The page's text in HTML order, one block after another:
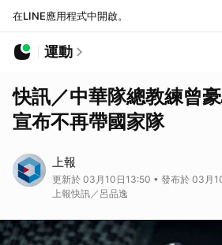
在LINE應用程式中開啟。
運動
快訊／中華隊總教練曾
宣布不再帶國家隊
上報
更新於 03月10日13:50 • 發布於 03月
上報快訊／呂品逸